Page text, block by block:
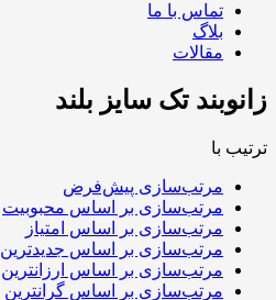
تماس با ما
بلاگ
مقالات
زانوبند تک سایز بلند
ترتیب با
مرتب‌سازی پیش‌فرض
مرتب‌سازی بر اساس محبوبیت
مرتب‌سازی بر اساس امتیاز
مرتب‌سازی بر اساس جدیدترین
مرتب‌سازی بر اساس ارزانترین
مرتب‌سازی بر اساس گرانترین